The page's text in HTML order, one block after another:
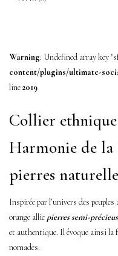
Warning: Undefined array key
content/plugins/ultimate-
line2019
Collier
Harmonie de
pierres
Inspirée par l’univers des
orange allie pierres semi-
et authentique. Il évoque ainsi la
nomades.